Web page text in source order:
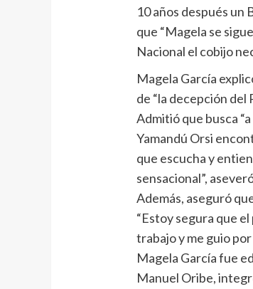
10 años después un
que “Magela se
Nacional el cobijo
Magela García
de “la decepción del
Admitió que busca
Yamandú Orsi
que escucha y
sensacional”,
Además, aseguró
“Estoy segura que
trabajo y me guio
Magela García fue
Manuel Oribe,